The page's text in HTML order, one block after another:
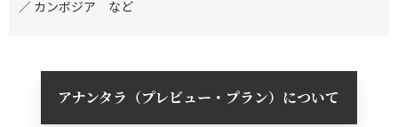
／ カンボジア など
アナンタラ（プレビュー・プラン）について